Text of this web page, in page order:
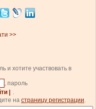
>>
и хотите участвовать в
, пароль
|
.
на страницу регистрации.